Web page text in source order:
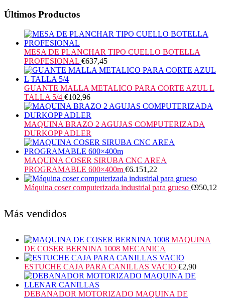
Últimos Productos
MESA DE PLANCHAR TIPO CUELLO BOTELLA
PROFESIONAL €637,45
GUANTE MALLA METALICO PARA CORTE AZUL L
TALLA 5/4 €102,96
MAQUINA BRAZO 2 AGUJAS COMPUTERIZADA
DURKOPP ADLER
MAQUINA COSER SIRUBA CNC AREA
PROGRAMABLE 600×400m €6.151,22
Máquina coser computerizada industrial para grueso €950,12
Más vendidos
MAQUINA
DE COSER BERNINA 1008 MECANICA
ESTUCHE CAJA PARA CANILLAS VACIO €2,90
DEBANADOR MOTORIZADO MAQUINA DE